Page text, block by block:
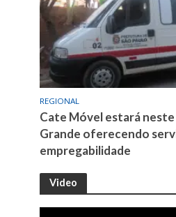
REGIONAL
Cate Móvel estará
Grande oferecendo
empregabilidade
Video